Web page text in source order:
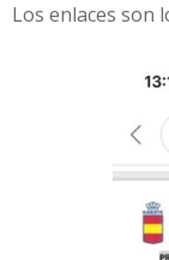
Los enlaces son